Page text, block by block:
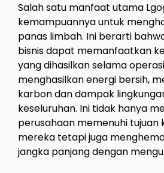
Salah satu manfaat utama
kemampuannya untuk
panas limbah. Ini berarti
bisnis dapat memanfaatkan
yang dihasilkan selama
menghasilkan energi bersih,
karbon dan dampak
keseluruhan. Ini tidak hanya
perusahaan memenuhi tujuan
mereka tetapi juga
jangka panjang dengan